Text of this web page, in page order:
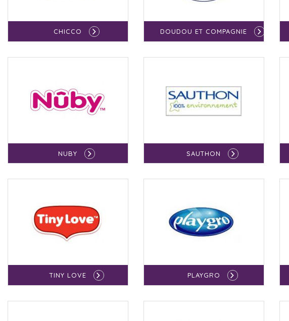
CHICCO DOUDOU ET COMPAGNIE
NUBY SAUTHON
TINY LOVE PLAYGRO